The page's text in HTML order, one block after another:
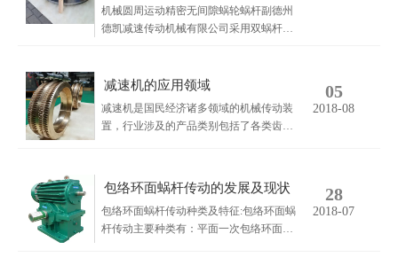
机械圆周运动精密无间隙蜗轮蜗杆副德州
德凯减速传动机械有限公司采用双蜗杆对
分割器等无间隙圆周运动精确定位场合，
节速比可做到1/365同时不产生回程间隙。
减速机的应用领域
减速机是国民经济诸多领域的机械传动装
置，行业涉及的产品类别包括了各类齿轮
置、调速装置、以及包括柔性传动装置在
内的各类复合传动装置等。产品服务领域
涉及冶金、有色、煤炭、建材、船舶、水
利、电力、工程机械及石化等行业。
05
2018-08
包络环面蜗杆传动的发展及现状
包络环面蜗杆传动种类及特征:包络环面蜗
杆传动主要种类有：平面一次包络环面蜗
28
2018-07